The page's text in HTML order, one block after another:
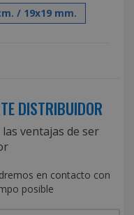
/ 19x19 mm.
DISTRIBUIDOR
ventajas de ser
en contacto con
posible